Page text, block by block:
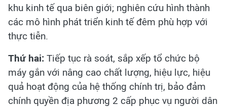
khu kinh tế qua biên giới; nghiên cứu hình thành
các mô hình phát triển kinh tế đêm phù hợp với
thực tiễn.
Thứ hai: Tiếp tục rà soát, sắp xếp tổ chức bộ
máy gắn với nâng cao chất lượng, hiệu lực, hiệu
quả hoạt động của hệ thống chính trị, bảo đảm
chính quyền địa phương 2 cấp phục vụ người dân